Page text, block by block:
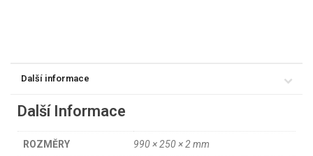
Další informace
Další Informace
ROZMĚRY 990 × 250 × 2 mm